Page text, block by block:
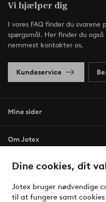
Dine cookies, dit
Jotex bruger nødvendige
til at fungere samt
Vi hjælper dig
I vores FAQ finder du
spørgsmål. Her finder du
nemmest kontakter os.
Kundeservice
Mine sider
Om Jotex
Vilkår
Venner